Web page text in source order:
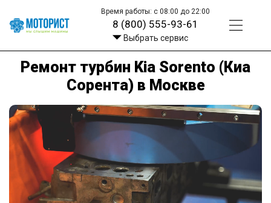
Время работы: с 08:00 до 22:00
8 (800) 555-93-61
Выбрать сервис
Ремонт турбин Kia Sorento (Киа
Сорента) в Москве